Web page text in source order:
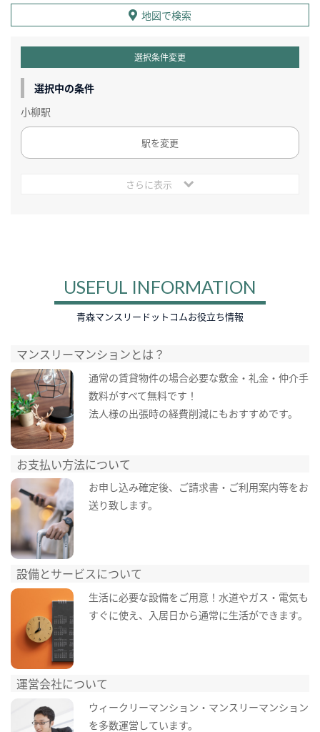
地図で検索
選択条件変更
選択中の条件
小柳駅
駅を変更
さらに表示
USEFUL INFORMATION
青森マンスリードットコムお役立ち情報
マンスリーマンションとは？
通常の賃貸物件の場合必要な敷金・礼金・仲介手
数料がすべて無料です！
法人様の出張時の経費削減にもおすすめです。
お支払い方法について
お申し込み確定後、ご請求書・ご利用案内等をお
送り致します。
設備とサービスについて
生活に必要な設備をご用意！水道やガス・電気も
すぐに使え、入居日から通常に生活ができます。
運営会社について
ウィークリーマンション・マンスリーマンション
を多数運営しています。